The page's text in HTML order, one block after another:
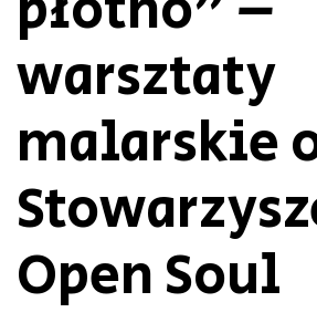
warsztaty
malarskie
Open Soul